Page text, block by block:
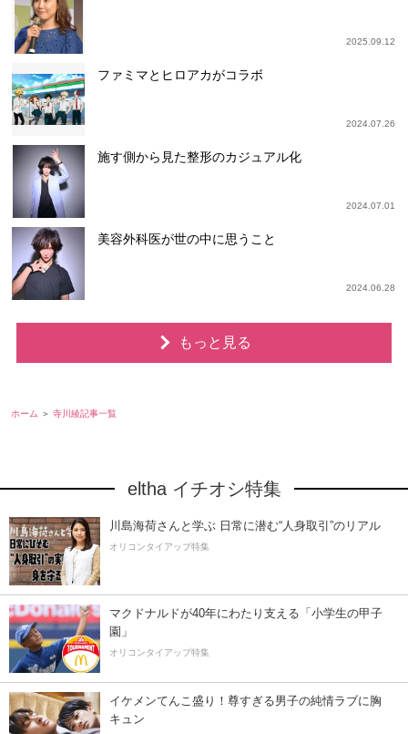
2025.09.12
ファミマとヒロアカがコラボ
2024.07.26
施す側から見た整形のカジュアル化
2024.07.01
美容外科医が世の中に思うこと
2024.06.28
もっと見る
ホーム 寺川綾記事一覧
eltha イチオシ特集
川島海荷さんと学ぶ 日常に潜む“人身取引”のリアル
オリコンタイアップ特集
マクドナルドが40年にわたり支える「小学生の甲子
園」
オリコンタイアップ特集
イケメンてんこ盛り！尊すぎる男子の純情ラブに胸
キュン